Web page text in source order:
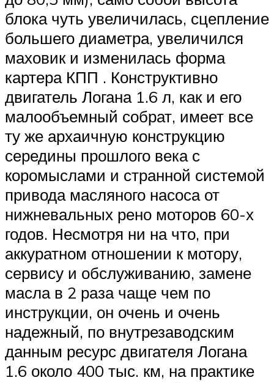
блока чуть увеличилась, сцепление
большего диаметра, увеличился
маховик и изменилась форма
картера КПП . Конструктивно
двигатель Логана 1.6 л, как и его
малообъемный собрат, имеет все
ту же архаичную конструкцию
середины прошлого века с
коромыслами и странной системой
привода масляного насоса от
нижневальных рено моторов 60-х
годов. Несмотря ни на что, при
аккуратном отношении к мотору,
сервису и обслуживанию, замене
масла в 2 раза чаще чем по
инструкции, он очень и очень
надежный, по внутрезаводским
данным ресурс двигателя Логана
1.6 около 400 тыс. км, на практике